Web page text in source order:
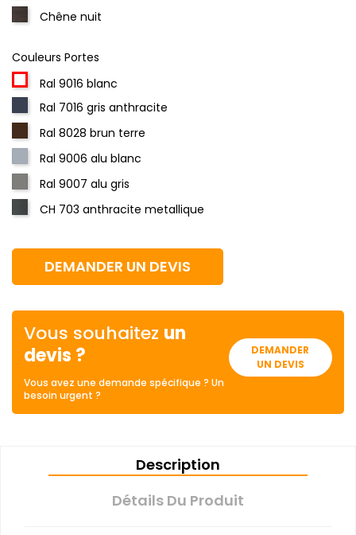
Chêne nuit
Couleurs Portes
Ral 9016 blanc
Ral 7016 gris anthracite
Ral 8028 brun terre
Ral 9006 alu blanc
Ral 9007 alu gris
CH 703 anthracite metallique
DEMANDER UN DEVIS
Vous souhaitez un
devis ?
Vous avez une demande spécifique ? Un
besoin urgent ?
DEMANDER
UN DEVIS
Description
Détails Du Produit